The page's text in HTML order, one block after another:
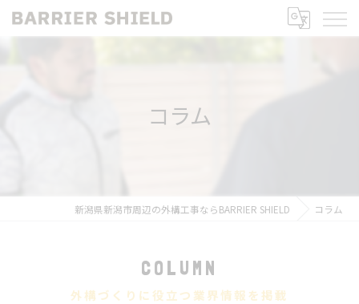
コラム
新潟県新潟市周辺の外構工事ならBARRIER SHIELD コラム
COLUMN
外構づくりに役立つ業界情報を掲載